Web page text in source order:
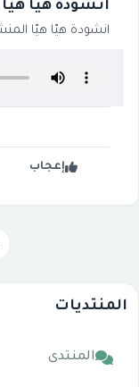
المنتديات
المنتدى
انشودة هيّا
انشودة هيّا هيّا
إعجاب